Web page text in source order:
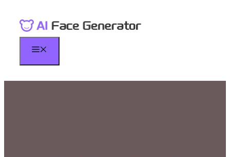
content